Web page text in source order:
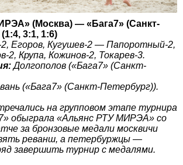
(Москва) — «Бага7» (Санкт-
3:1, 1:6)
2, Егоров, Кугушев-2 — Папоротный-2,
2, Крупа, Кожинов-2, Токарев-3.
Долгополов («Бага7» (Санкт-
(«Бага7» (Санкт-Петербург)).
на групповом этапе турнира
обыграла «Альянс РТУ МИРЭА» со
за бронзовые медали москвичи
реванш, а петербуржцы —
завершить турнир с медалями.